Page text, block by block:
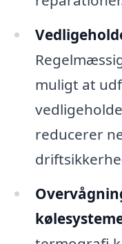
muligt at
reducerer